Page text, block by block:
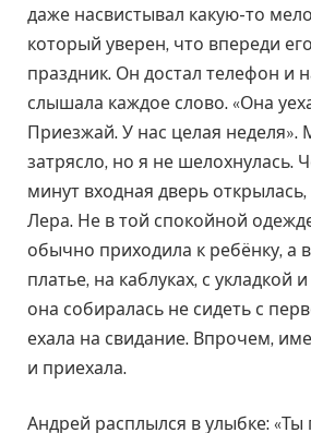
даже насвистывал какую-то
который уверен, что впереди
праздник. Он достал телефон и
слышала каждое слово. «Она
Приезжай. У нас целая неделя».
затрясло, но я не шелохнулась.
минут входная дверь
Лера. Не в той спокойной
обычно приходила к ребёнку, а
платье, на каблуках, с укладкой
она собиралась не сидеть с
ехала на свидание. Впрочем,
и приехала.
Андрей расплылся в улыбке: «Ты